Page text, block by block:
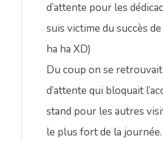
d’attente pour les
suis victime du succès
ha ha XD)
Du coup on se
d’attente qui bloquait
stand pour les autres
le plus fort de la journée.